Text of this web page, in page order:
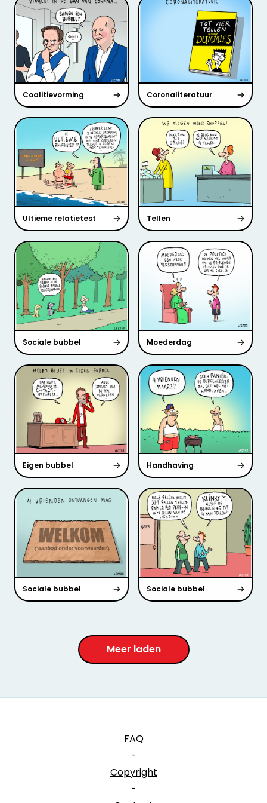
Coalitievorming Coronaliteratuur
Ultieme relatietest Tellen
Sociale bubbel Moederdag
Eigen bubbel Handhaving
Sociale bubbel Sociale bubbel
Meer laden
FAQ
-
Copyright
-